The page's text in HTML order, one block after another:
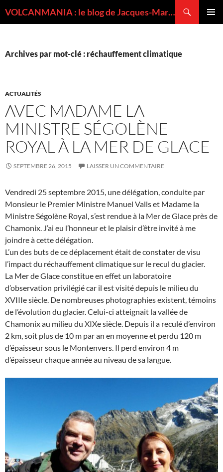
VOLCANMANIA : le blog de Jacques-Marie BARDINTZEFF, volcanologue
Archives par mot-clé : réchauffement climatique
ACTUALITÉS
AVEC MADAME LA
MINISTRE SÉGOLÈNE
ROYAL À LA MER DE GLACE
SEPTEMBRE 26, 2015 LAISSER UN COMMENTAIRE
Vendredi 25 septembre 2015, une délégation, conduite par
Monsieur le Premier Ministre Manuel Valls et Madame la
Ministre Ségolène Royal, s’est rendue à la Mer de Glace près de
Chamonix. J’ai eu l’honneur et le plaisir d’être invité à me
joindre à cette délégation.
L’un des buts de ce déplacement était de constater de visu
l’impact du réchauffement climatique sur le recul du glacier.
La Mer de Glace constitue en effet un laboratoire
d’observation privilégié car il est visité depuis le milieu du
XVIIIe siècle. De nombreuses photographies existent, témoins
de l’évolution du glacier. Celui-ci atteignait la vallée de
Chamonix au milieu du XIXe siècle. Depuis il a reculé d’environ
2 km, soit plus de 10 m par an en moyenne et perdu 120 m
d’épaisseur sous le Montenvers. Il perd environ 4 m
d’épaisseur chaque année au niveau de sa langue.